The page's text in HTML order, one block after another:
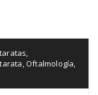
,Oftalmología